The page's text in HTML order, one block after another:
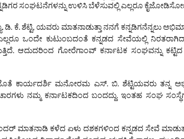
ಸಂಘಟನೆಗಳನ್ನು ಉಳಿಸಿ ಬೆಳೆಸುವಲ್ಲಿ ಎಲ್ಲರೂ
ಶೆಟ್ಟಿ, ಯವರು ಮಾತನಾಡುತ್ತಾ ನನಗೆ ಕನ್ನಡಿಗನೆನ್ನಲು
ಒಂದೇ ಕುಟುಂಬದಂತೆ ಕನ್ನಡದ ಸೇವೆಯಲ್ಲಿ
ಆದುದರಿಂದ ಗೋರೆಗಾಂವ್ ಕರ್ನಾಟಕ ಸಂಘವನ್ನು
ಮನೋರಮ ಎಸ್. ಬಿ. ಶೆಟ್ಟಿಯವರು ತನ್ನ
ನಮ್ಮ ಕರ್ನಾಟಕದಿಂದ ಬಂದದ್ದು. ಇಂತಹ ಸಂಘ
ಕಳೆದ ಏಳು ದಶಕಗಳಿಂದ ಕನ್ನಡದ ಸೇವೆ